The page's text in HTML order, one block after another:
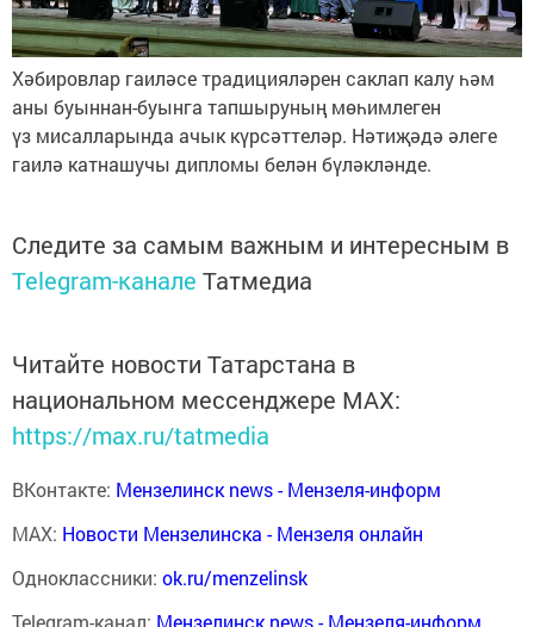
Хәбировлар гаиләсе традицияләрен саклап калу һәм
аны буыннан-буынга тапшыруның мөһимлеген
үз мисалларында ачык күрсәттеләр. Нәтиҗәдә әлеге
гаилә катнашучы дипломы белән бүләкләнде.
Следите за самым важным и интересным в
Telegram-канале Татмедиа
Читайте новости Татарстана в
национальном мессенджере MАХ:
https://max.ru/tatmedia
ВКонтакте: Мензелинск news - Мензеля-информ
MAX: Новости Мензелинска - Мензеля онлайн
Одноклассники: ok.ru/menzelinsk
Telegram-канал: Мензелинск news - Мензеля-информ